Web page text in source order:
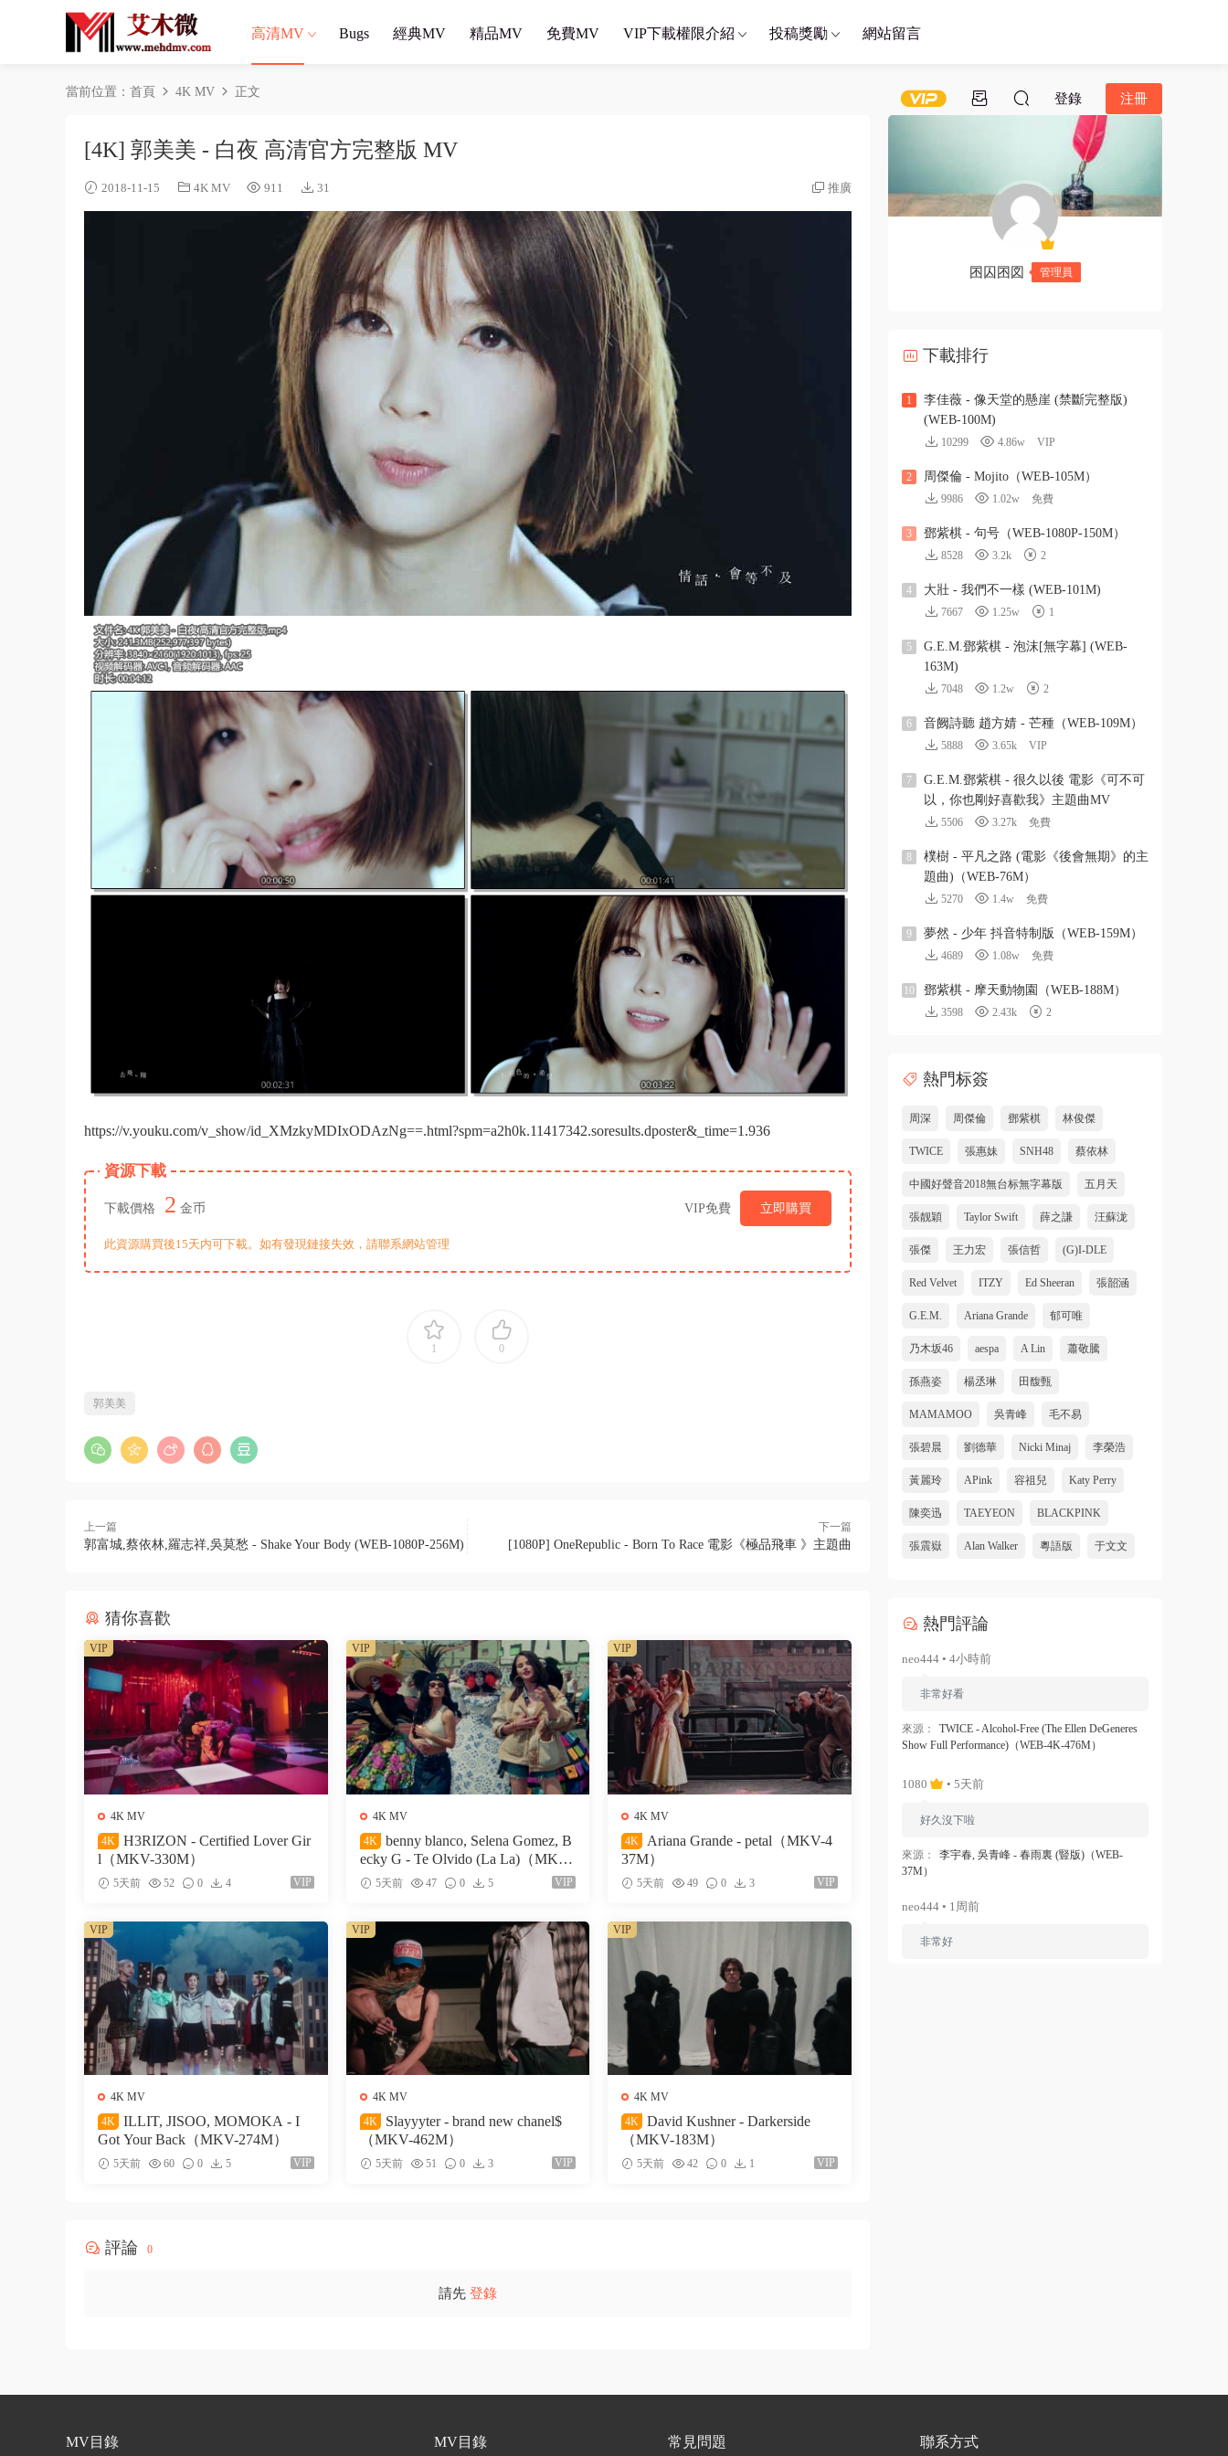
高清MV Bugs 經典MV 精品MV 免費MV VIP下載權限介紹 投稿獎勵 網站留言
登錄 注冊
當前位置： 首頁 4K MV 正文
[4K] 郭美美 - 白夜 高清官方完整版 MV
2018-11-15 4K MV 911 31 推廣
https://v.youku.com/v_show/id_XMzkyMDIxODAzNg==.html?spm=a2h0k.11417342.soresults.dposter&_time=1.936
資源下載
下載價格 2 金币 VIP免費 立即購買
此資源購買後15天内可下載。如有發現鏈接失效，請聯系網站管理
1 0
郭美美
上一篇
郭富城,蔡依林,羅志祥,吳莫愁 - Shake Your Body (WEB-1080P-256M)
下一篇
[1080P] OneRepublic - Born To Race 電影《極品飛車 》主題曲
猜你喜歡
4K MV
4K
H3RIZON - Certified Lover Gir
l（MKV-330M）
5天前 52 0 4 VIP
VIP
4K MV
4K
benny blanco, Selena Gomez, B
ecky G - Te Olvido (La La)（MKV-
327M）
5天前 47 0 5 VIP
VIP
4K MV
4K
Ariana Grande - petal（MKV-4
37M）
5天前 49 0 3 VIP
VIP
4K MV
4K
ILLIT, JISOO, MOMOKA - I
Got Your Back（MKV-274M）
5天前 60 0 5 VIP
VIP
4K MV
4K
Slayyyter - brand new chanel$
（MKV-462M）
5天前 51 0 3 VIP
VIP
4K MV
4K
David Kushner - Darkerside
（MKV-183M）
5天前 42 0 1 VIP
VIP
評論 0
請先 登錄
囨囚囨図 管理員
下載排行
1
李佳薇 - 像天堂的懸崖 (禁斷完整版)
(WEB-100M)
10299 4.86w VIP
2 周傑倫 - Mojito（WEB-105M）
9986 1.02w 免費
3 鄧紫棋 - 句号（WEB-1080P-150M）
8528 3.2k 2
4 大壯 - 我們不一樣 (WEB-101M)
7667 1.25w 1
5
G.E.M.鄧紫棋 - 泡沫[無字幕] (WEB-
163M)
7048 1.2w 2
6 音阙詩聽 趙方婧 - 芒種（WEB-109M）
5888 3.65k VIP
7
G.E.M.鄧紫棋 - 很久以後 電影《可不可
以，你也剛好喜歡我》主題曲MV
5506 3.27k 免費
8
樸樹 - 平凡之路 (電影《後會無期》的主
題曲)（WEB-76M）
5270 1.4w 免費
9 夢然 - 少年 抖音特制版（WEB-159M）
4689 1.08w 免費
10 鄧紫棋 - 摩天動物園（WEB-188M）
3598 2.43k 2
熱門标簽
周深 周傑倫 鄧紫棋 林俊傑
TWICE 張惠妹 SNH48 蔡依林
中國好聲音2018無台标無字幕版 五月天
張靓穎 Taylor Swift 薛之謙 汪蘇泷
張傑 王力宏 張信哲 (G)I-DLE
Red Velvet ITZY Ed Sheeran 張韶涵
G.E.M. Ariana Grande 郁可唯
乃木坂46 aespa A Lin 蕭敬騰
孫燕姿 楊丞琳 田馥甄
MAMAMOO 吳青峰 毛不易
張碧晨 劉德華 Nicki Minaj 李榮浩
黃麗玲 APink 容祖兒 Katy Perry
陳奕迅 TAEYEON BLACKPINK
張震嶽 Alan Walker 粵語版 于文文
熱門評論
neo444 • 4小時前
非常好看
來源：
TWICE - Alcohol-Free (The Ellen DeGeneres
Show Full Performance)（WEB-4K-476M）
1080 • 5天前
好久沒下啦
來源：
李宇春, 吳青峰 - 春雨裏 (豎版)（WEB-
37M）
neo444 • 1周前
非常好
(Official Video)
MV目錄 MV目錄 常見問題 聯系方式